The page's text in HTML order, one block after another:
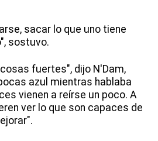
sacar lo que uno tiene
sostuvo.
fuertes", dijo N'Dam,
azul mientras hablaba
vienen a reírse un poco. A
ver lo que son capaces de